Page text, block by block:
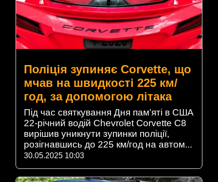
Поліція зупиняє Corvette, що
мчав на швидкості 225 км/
год, за допомогою літака
Під час святкування Дня пам’яті в США
22-річний водій Chevrolet Corvette C8
вирішив уникнути зупинки поліції,
розігнавшись до 225 км/год на автом...
30.05.2025 10:03